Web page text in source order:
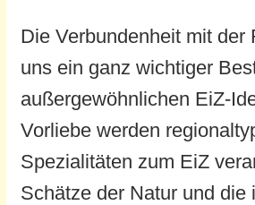
Die Verbundenheit mit der
uns ein ganz wichtiger
außergewöhnlichen EiZ-
Vorliebe werden
Spezialitäten zum EiZ
Schätze der Natur und die